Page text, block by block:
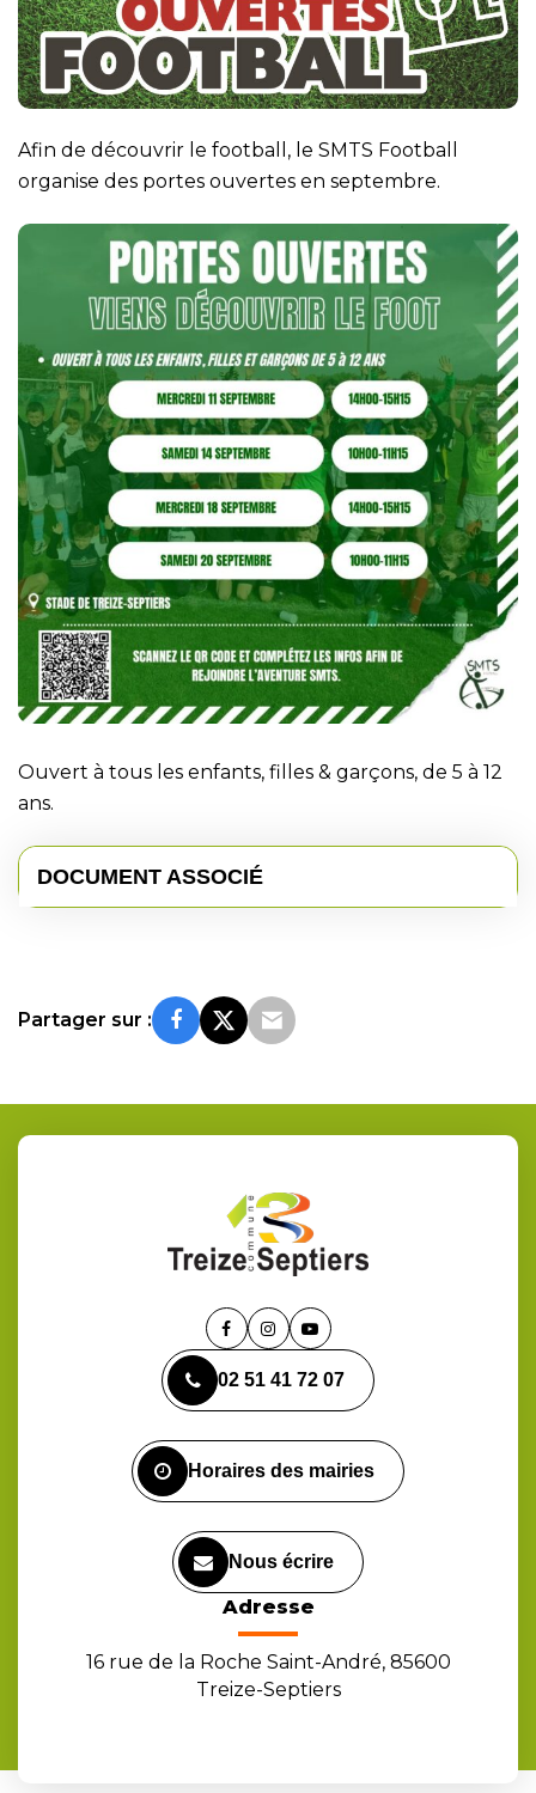
Afin de découvrir le football, le SMTS Football
organise des portes ouvertes en septembre.
Ouvert à tous les enfants, filles & garçons, de 5 à 12
ans.
DOCUMENT ASSOCIÉ
Partager sur :
Lien
le
compte
Lien
le
compte
Lien
la
chaîne
02 51 41 72 07
Horaires des mairies
Nous écrire
Adresse
16 rue de la Roche Saint-André, 85600
Treize-Septiers